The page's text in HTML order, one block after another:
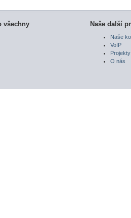
všechny Naše další
Naše
VoIP
Projekty
O nás